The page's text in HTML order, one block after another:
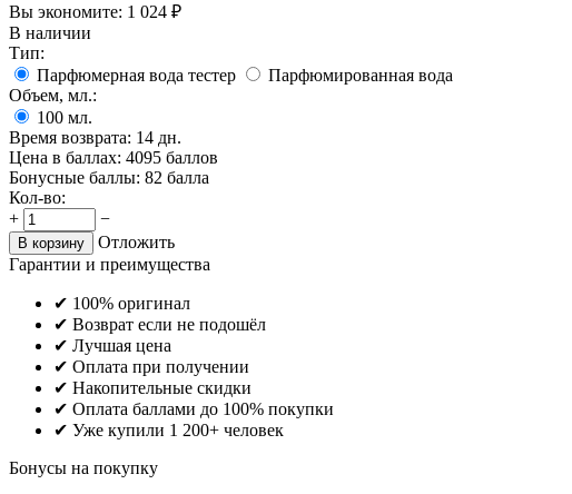
Вы экономите: 1 024 ₽
В наличии
Тип:
Парфюмерная вода тестер
Парфюмированная вода
Объем, мл.:
100 мл.
Время возврата: 14 дн.
Цена в баллах: 4095 баллов
Бонусные баллы: 82 балла
Кол-во:
+
−
В корзину
Отложить
Гарантии и преимущества
✔ 100% оригинал
✔ Возврат если не подошёл
✔ Лучшая цена
✔ Оплата при получении
✔ Накопительные скидки
✔ Оплата баллами до 100% покупки
✔ Уже купили 1 200+ человек
Бонусы на покупку